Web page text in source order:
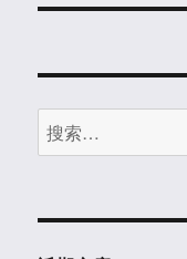
章：
搜
索：